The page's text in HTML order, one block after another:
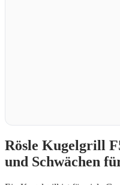
Rösle Kugelgrill
und Schwächen